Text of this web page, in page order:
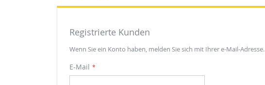
Registrierte Kunden
Wenn Sie ein Konto haben, melden Sie sich mit Ihrer e-Mail-Adresse.
E-Mail